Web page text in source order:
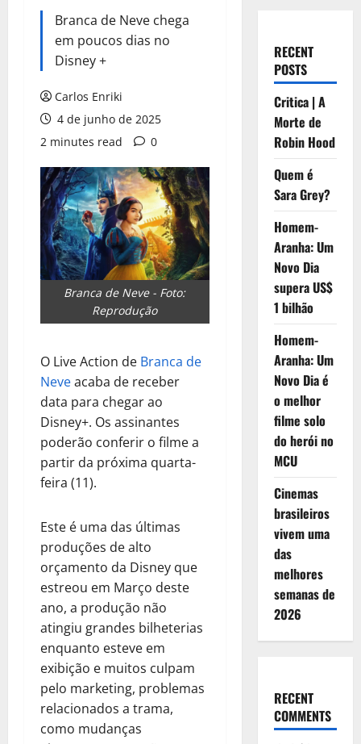
Branca de Neve chega
em poucos dias no
Disney +
Carlos Enriki
4 de junho de 2025
2 minutes read
0
Branca de Neve - Foto:
Reprodução
O Live Action de Branca de
Neveacaba de receber
data para chegar ao
Disney+. Os assinantes
poderão conferir o filme a
partir da próxima quarta-
feira (11).
Este é uma das últimas
produções de alto
orçamento da Disney que
estreou em Março deste
ano, a produção não
atingiu grandes bilheterias
enquanto esteve em
exibição e muitos culpam
pelo marketing, problemas
relacionados a trama,
como mudanças
RECENT
POSTS
Critica | A
Morte de
Robin Hood
Quem é
Sara Grey?
Homem-
Aranha: Um
Novo Dia
supera US$
1 bilhão
Homem-
Aranha: Um
Novo Dia é
o melhor
filme solo
do herói no
MCU
Cinemas
brasileiros
vivem uma
das
melhores
semanas de
2026
RECENT
COMMENTS